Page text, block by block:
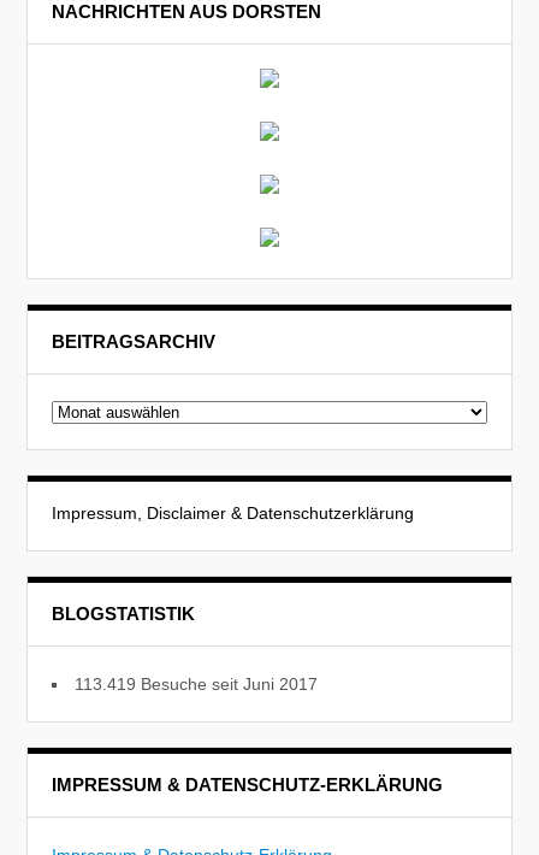
NACHRICHTEN AUS DORSTEN
BEITRAGSARCHIV
Beitragsarchiv
Impressum, Disclaimer & Datenschutzerklärung
BLOGSTATISTIK
113.419 Besuche seit Juni 2017
IMPRESSUM & DATENSCHUTZ-ERKLÄRUNG